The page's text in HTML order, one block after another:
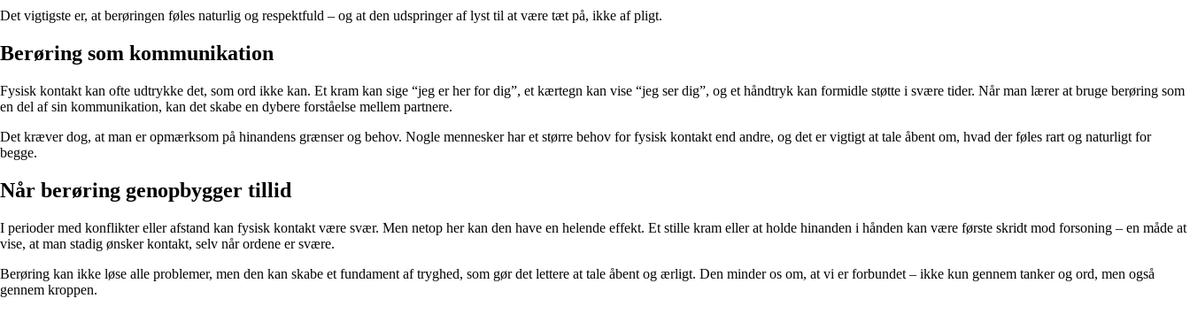
Det vigtigste er, at berøringen føles naturlig og respektfuld – og at den udspringer af lyst til at være tæt på, ikke af pligt.
Berøring som kommunikation
Fysisk kontakt kan ofte udtrykke det, som ord ikke kan. Et kram kan sige “jeg er her for dig”, et kærtegn kan vise “jeg ser dig”, og et håndtryk kan formidle støtte i svære tider. Når man lærer at bruge berøring som
en del af sin kommunikation, kan det skabe en dybere forståelse mellem partnere.
Det kræver dog, at man er opmærksom på hinandens grænser og behov. Nogle mennesker har et større behov for fysisk kontakt end andre, og det er vigtigt at tale åbent om, hvad der føles rart og naturligt for
begge.
Når berøring genopbygger tillid
I perioder med konflikter eller afstand kan fysisk kontakt være svær. Men netop her kan den have en helende effekt. Et stille kram eller at holde hinanden i hånden kan være første skridt mod forsoning – en måde at
vise, at man stadig ønsker kontakt, selv når ordene er svære.
Berøring kan ikke løse alle problemer, men den kan skabe et fundament af tryghed, som gør det lettere at tale åbent og ærligt. Den minder os om, at vi er forbundet – ikke kun gennem tanker og ord, men også
gennem kroppen.